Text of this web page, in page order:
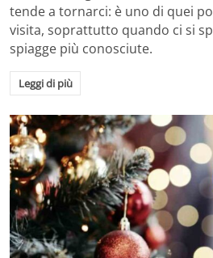
tende a tornarci: è uno di quei
visita, soprattutto quando ci si
spiagge più conosciute.
Leggi di più